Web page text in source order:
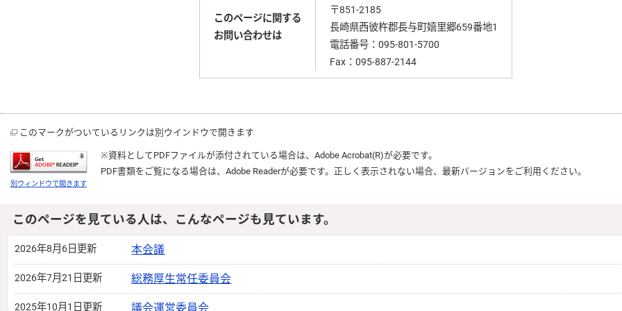
このページに関する
お問い合わせは
〒851-2185
長崎県西彼杵郡長与町嬉里郷659番地1
電話番号： 095-801-5700
Fax：095-887-2144
このマークがついているリンクは別ウインドウで開きます
別ウィンドウで開きます
※資料としてPDFファイルが添付されている場合は、 Adobe Acrobat(R)が必要です。
PDF書類をご覧になる場合は、 Adobe Readerが必要です。正しく表示されない場合、最新バージョンをご利用ください。
このページを見ている人は、こんなページも見ています。
2026年8月6日更新 本会議
2026年7月21日更新 総務厚生常任委員会
2025年10月1日更新 議会運営委員会